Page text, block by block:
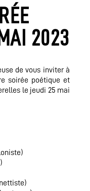
2023
de vous inviter à
soirée poétique et
le jeudi 25 mai